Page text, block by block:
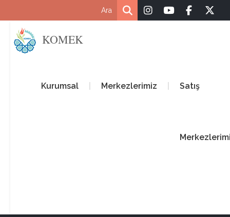
KOMEK
Konya Büyükşehir Belediyesi Meslek Edindirme Kursları